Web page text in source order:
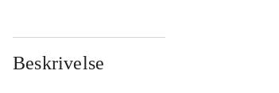
Beskrivelse